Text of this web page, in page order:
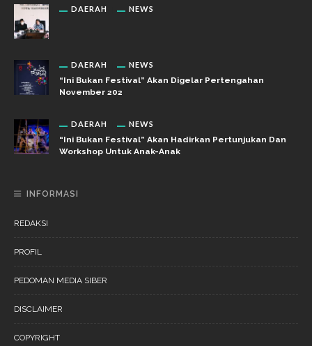
DAERAH NEWS
DAERAH NEWS
“Ini Bukan Festival” Akan Digelar Pertengahan
November 202
DAERAH NEWS
“Ini Bukan Festival” Akan Hadirkan Pertunjukan Dan
Workshop Untuk Anak-Anak
INFORMASI
REDAKSI
PROFIL
PEDOMAN MEDIA SIBER
DISCLAIMER
COPYRIGHT